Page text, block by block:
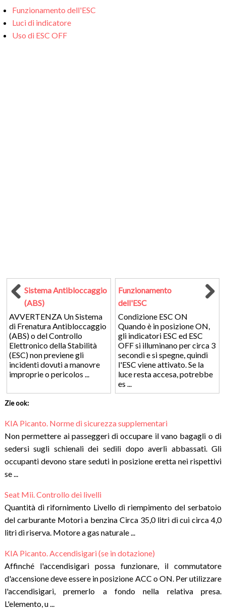
Funzionamento dell'ESC
Luci di indicatore
Uso di ESC OFF
Sistema Antibloccaggio
(ABS)
AVVERTENZA Un Sistema
di Frenatura Antibloccaggio
(ABS) o del Controllo
Elettronico della Stabilità
(ESC) non previene gli
incidenti dovuti a manovre
improprie o pericolos ...
Funzionamento
dell'ESC
Condizione ESC ON
Quando è in posizione ON,
gli indicatori ESC ed ESC
OFF si illuminano per circa 3
secondi e si spegne, quindi
l'ESC viene attivato. Se la
luce resta accesa, potrebbe
es ...
Zie ook:
KIA Picanto. Norme di sicurezza supplementari
Non permettere ai passeggeri di occupare il vano bagagli o di
sedersi sugli schienali dei sedili dopo averli abbassati. Gli
occupanti devono stare seduti in posizione eretta nei rispettivi
se ...
Seat Mii. Controllo dei livelli
Quantità di rifornimento Livello di riempimento del serbatoio
del carburante Motori a benzina Circa 35,0 litri di cui circa 4,0
litri di riserva. Motore a gas naturale ...
KIA Picanto. Accendisigari (se in dotazione)
Affinché l'accendisigari possa funzionare, il commutatore
d'accensione deve essere in posizione ACC o ON. Per utilizzare
l'accendisigari, premerlo a fondo nella relativa presa.
L'elemento, u ...